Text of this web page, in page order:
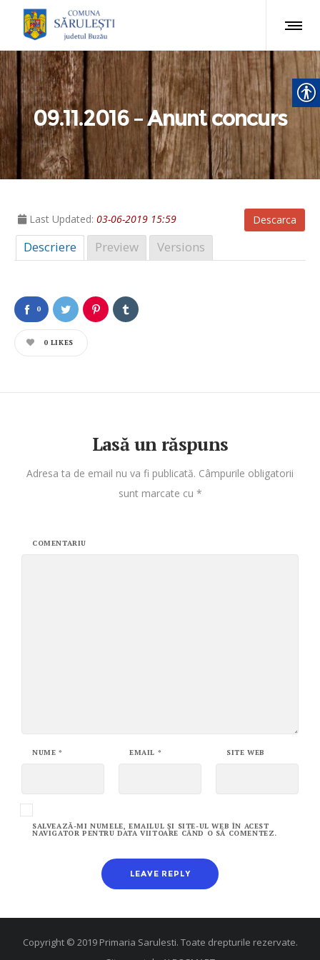
09.11.2016 – Anunt concurs
Descarca
Last Updated: 03-06-2019 15:59
Descriere Preview Versions
0
0 LIKES
Lasă un răspuns
Adresa ta de email nu va fi publicată. Câmpurile obligatorii
sunt marcate cu *
COMENTARIU
NUME * EMAIL * SITE WEB
SALVEAZĂ-MI NUMELE, EMAILUL ȘI SITE-UL WEB ÎN ACEST
NAVIGATOR PENTRU DATA VIITOARE CÂND O SĂ COMENTEZ.
Copyright © 2019 Primaria Sarulesti. Toate drepturile rezervate.